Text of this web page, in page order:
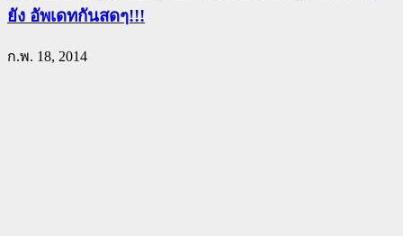
ยัง อัพเดทกันสดๆ!!!
ก.พ. 18, 2014